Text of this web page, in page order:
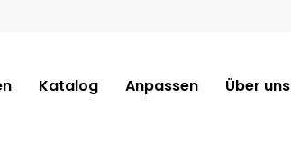
Katalog Anpassen Über uns